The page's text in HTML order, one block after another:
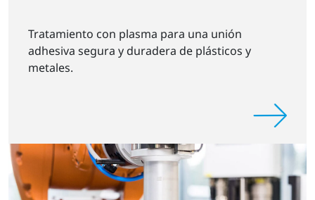
Tratamiento con plasma para una unión
adhesiva segura y duradera de plásticos y
metales.